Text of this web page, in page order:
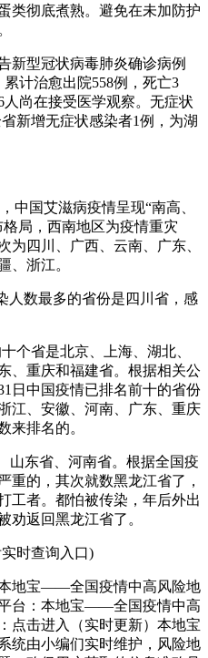
类彻底煮熟。避免在未加防护
新型冠状病毒肺炎确诊病例
计治愈出院558例，死亡3
尚在接受医学观察。无症状
新增无症状感染者1例，为湖
中国艾滋病疫情呈现“南高、
局，西南地区为疫情重灾
为四川、广西、云南、广东、
、浙江。
人数最多的省份是四川省，感
个省是北京、上海、湖北、
、重庆和福建省。根据相关公
日中国疫情已排名前十的省份
江、安徽、河南、广东、重庆
来排名的。
山东省、河南省。根据全国疫
重的，其次就数黑龙江省了，
工者。都怕被传染，年后外出
劝返回黑龙江省了。
时查询入口)
地宝——全国疫情中高风险地
台：本地宝——全国疫情中高
点击进入（实时更新）本地宝
统由小编们实时维护，风险地